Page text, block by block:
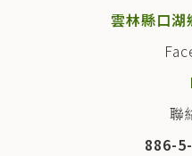
雲林縣口
聯
886-